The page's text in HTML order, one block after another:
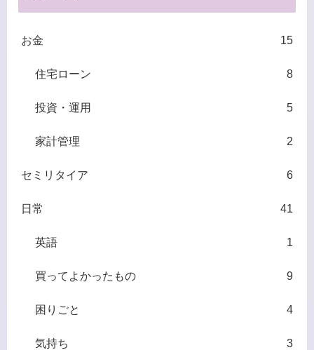
お金 15
住宅ローン 8
投資・運用 5
家計管理 2
セミリタイア 6
日常 41
英語 1
買ってよかったもの 9
困りごと 4
気持ち 3